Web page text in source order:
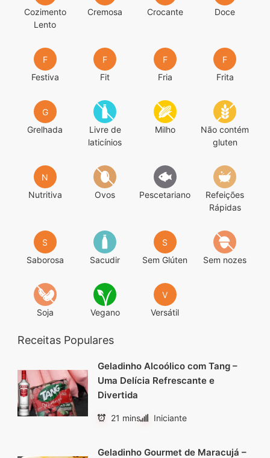
Cozimento
Lento
Cremosa
Crocante
Doce
F
Festiva
F
Fit
F
Fria
F
Frita
G
Grelhada
Livre de
laticínios
Milho
Não contém
gluten
N
Nutritiva
Ovos Pescetariano
Refeições
Rápidas
S
Saborosa
Sacudir
S
Sem Glúten
Sem nozes
Soja Vegano
V
Versátil
Receitas Populares
Geladinho Alcoólico com Tang –
Uma Delícia Refrescante e
Divertida
21 mins Iniciante
Geladinho Gourmet de Maracujá –